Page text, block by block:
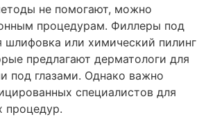
не помогают, можно
процедурам. Филлеры под
шлифовка или химический пилинг
предлагают дерматологи для
под глазами. Однако важно
специалистов для
процедур.